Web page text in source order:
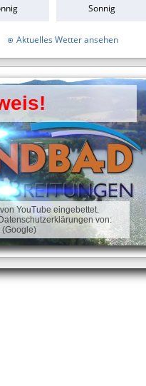
Datei anhängen, wenn Sie
Sonnig
Aktuelles Wetter ansehen
YouTube eingebettet.
von:
(Google)